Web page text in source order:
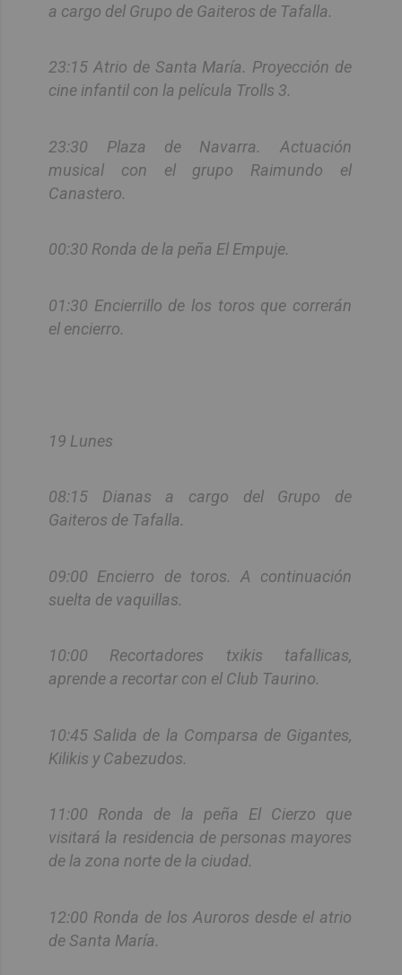
a cargo del Grupo de Gaiteros de Tafalla.
23:15 Atrio de Santa María. Proyección de
cine infantil con la película Trolls 3.
23:30 Plaza de Navarra. Actuación
musical con el grupo Raimundo el
Canastero.
00:30 Ronda de la peña El Empuje.
01:30 Encierrillo de los toros que correrán
el encierro.
19 Lunes
08:15 Dianas a cargo del Grupo de
Gaiteros de Tafalla.
09:00 Encierro de toros. A continuación
suelta de vaquillas.
10:00 Recortadores txikis tafallicas,
aprende a recortar con el Club Taurino.
10:45 Salida de la Comparsa de Gigantes,
Kilikis y Cabezudos.
11:00 Ronda de la peña El Cierzo que
visitará la residencia de personas mayores
de la zona norte de la ciudad.
12:00 Ronda de los Auroros desde el atrio
de Santa María.